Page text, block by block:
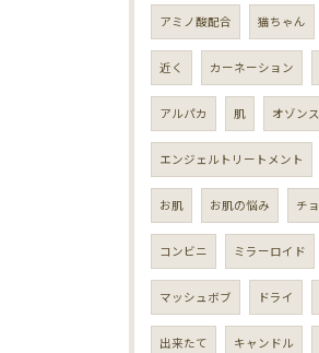
アミノ酸配合 猫ちゃん
近く カーネーション
アルパカ 肌 オゾン
エンジェルトリートメント
お肌 お肌の悩み チ
コンビニ ミラーロイド
マッシュボブ ドライ
出来たて キャンドル